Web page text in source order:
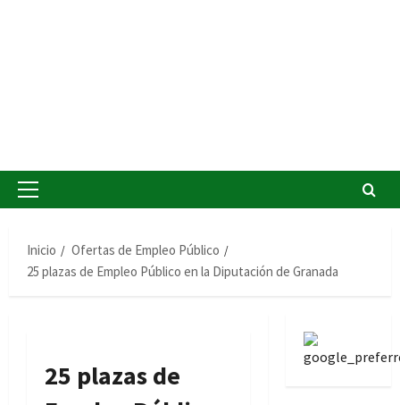
Menú
Inicio
Ofertas de Empleo Público
25 plazas de Empleo Público en la Diputación de Granada
25 plazas de